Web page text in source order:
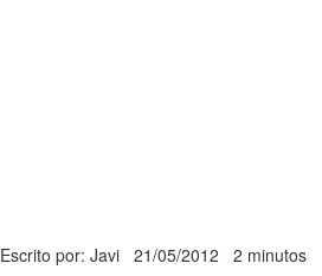
Escrito por: Javi 21/05/2012 2 minutos